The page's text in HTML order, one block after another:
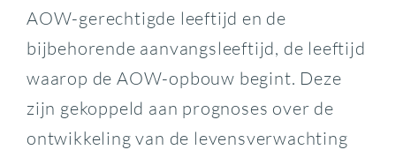
AOW-gerechtigde leeftijd en de
bijbehorende aanvangsleeftijd, de leeftijd
waarop de AOW-opbouw begint. Deze
zijn gekoppeld aan prognoses over de
ontwikkeling van de levensverwachting